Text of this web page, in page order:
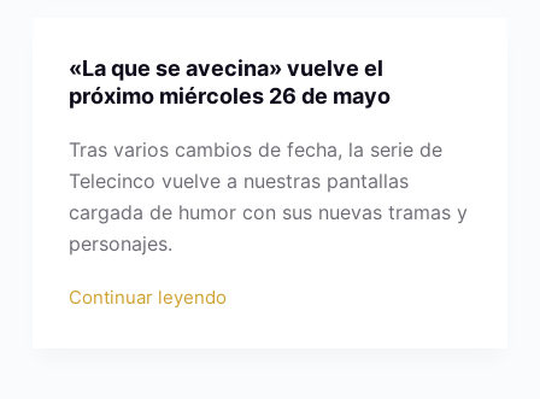
«La que se avecina» vuelve el
próximo miércoles 26 de mayo
Tras varios cambios de fecha, la serie de
Telecinco vuelve a nuestras pantallas
cargada de humor con sus nuevas tramas y
personajes.
Continuar leyendo